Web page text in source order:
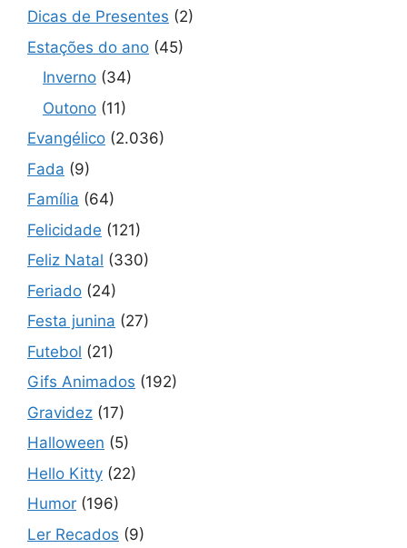
Dicas de Presentes (2)
Estações do ano (45)
Inverno (34)
Outono (11)
Evangélico (2.036)
Fada (9)
Família (64)
Felicidade (121)
Feliz Natal (330)
Feriado (24)
Festa junina (27)
Futebol (21)
Gifs Animados (192)
Gravidez (17)
Halloween (5)
Hello Kitty (22)
Humor (196)
Ler Recados (9)